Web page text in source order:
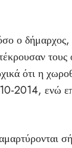
ο
τους
ότι η
2014, ενώ